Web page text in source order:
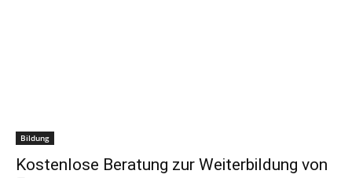
Bildung
Kostenlose Beratung zur Weiterbildung von